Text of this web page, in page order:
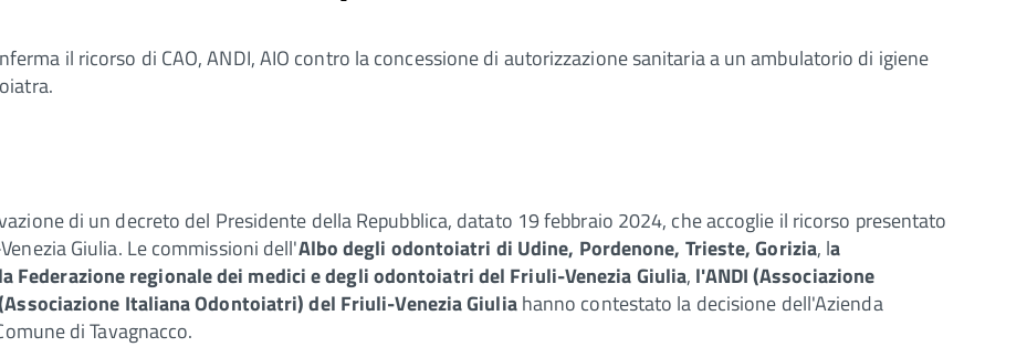
il ricorso di CAO, ANDI, AIO contro la concessione di autorizzazione sanitaria a un ambulatorio di igiene
di un decreto del Presidente della Repubblica, datato 19 febbraio 2024, che accoglie il ricorso presentato
Giulia. Le commissioni dell'Albo degli odontoiatri di Udine, Pordenone, Trieste, Gorizia, la
regionale dei medici e degli odontoiatri del Friuli-Venezia Giulia, l'ANDI (Associazione
Italiana Odontoiatri) del Friuli-Venezia Giuliahanno contestato la decisione dell'Azienda
di Tavagnacco.